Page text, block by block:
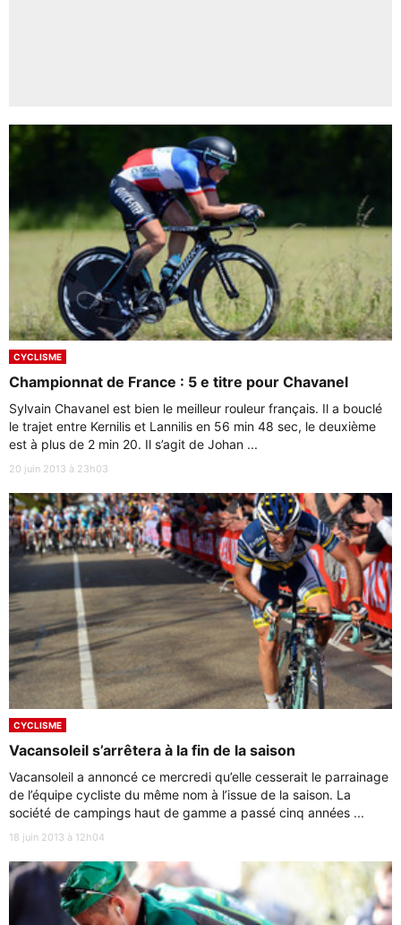
CYCLISME
Championnat de France : 5 e titre pour Chavanel
Sylvain Chavanel est bien le meilleur rouleur français. Il a bouclé
le trajet entre Kernilis et Lannilis en 56 min 48 sec, le deuxième
est à plus de 2 min 20. Il s’agit de Johan ...
20 juin 2013 à 23h03
CYCLISME
Vacansoleil s’arrêtera à la fin de la saison
Vacansoleil a annoncé ce mercredi qu’elle cesserait le parrainage
de l’équipe cycliste du même nom à l’issue de la saison. La
société de campings haut de gamme a passé cinq années ...
18 juin 2013 à 12h04